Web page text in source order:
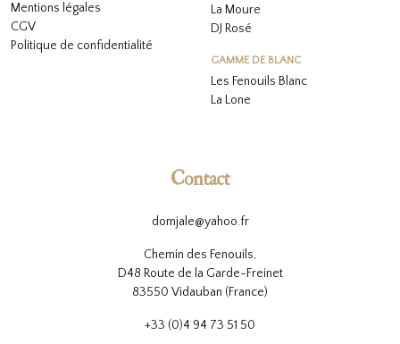
Mentions légales
CGV
Politique de confidentialité
La Moure
DJ Rosé
GAMME DE BLANC
Les Fenouils Blanc
La Lone
Contact
domjale@yahoo.fr
Chemin des Fenouils,
D48 Route de la Garde-Freinet
83550 Vidauban (France)
+33 (0)4 94 73 51 50